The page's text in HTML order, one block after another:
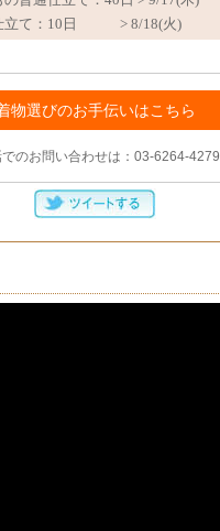
物選びのお手伝いはこちら
のお問い合わせは：03-6264-4279